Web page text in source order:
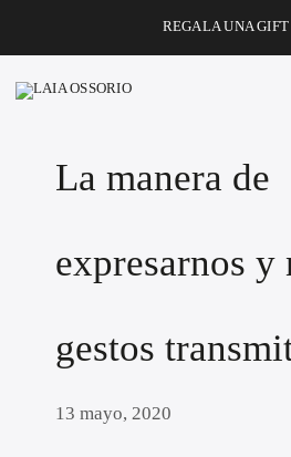
REGALA UNA
La manera de
expresarnos y
gestos
13 mayo, 2020